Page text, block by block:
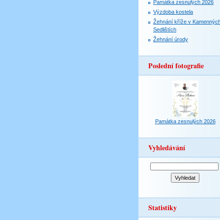
Památka zesnulých 2026
Výzdoba kostela
Žehnání kříže v
Sedlištích
Žehnání úrody
Poslední fotografie
Památka zesnulých 2026
Vyhledávání
Statistiky